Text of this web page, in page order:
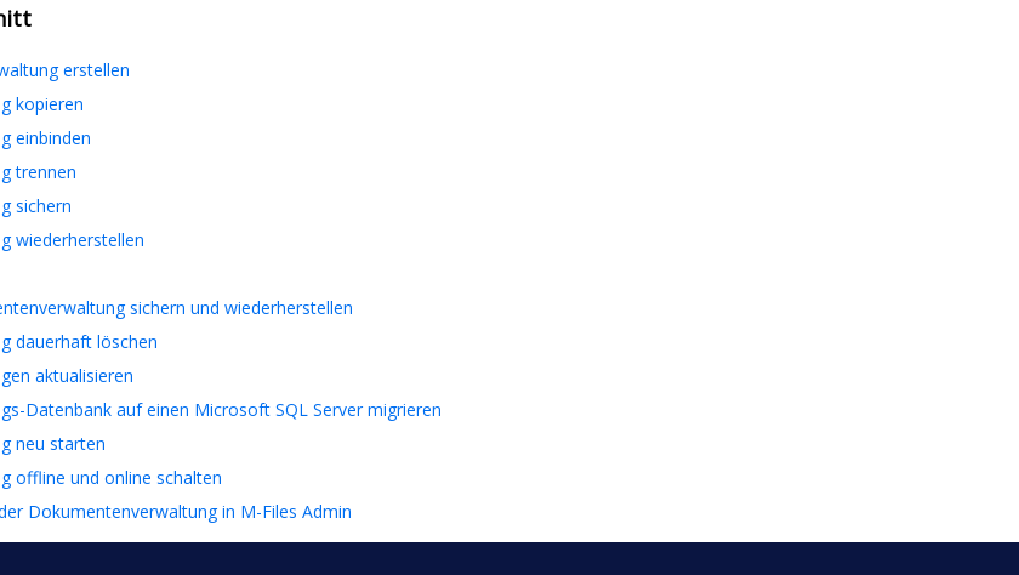
erstellen
kopieren
einbinden
trennen
sichern
wiederherstellen
sichern und wiederherstellen
dauerhaft löschen
aktualisieren
Datenbank auf einen Microsoft SQL Server migrieren
neu starten
offline und online schalten
Dokumentenverwaltung in M-Files Admin